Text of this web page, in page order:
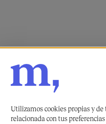
Utilizamos cookies propias y
relacionada con tus